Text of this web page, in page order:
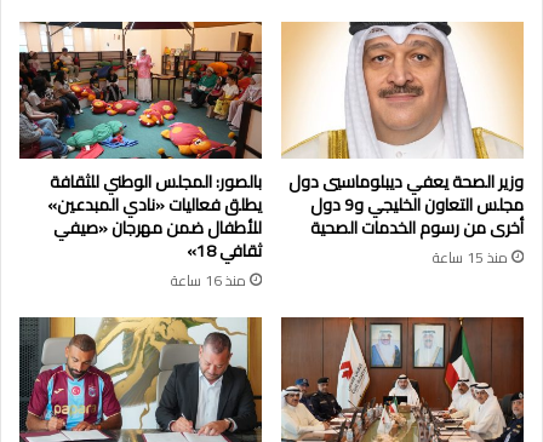
وزير الصحة يعفي ديبلوماسيي دول
مجلس التعاون الخليجي و9 دول
أخرى من رسوم الخدمات الصحية
منذ 15 ساعة
بالصور: المجلس الوطني للثقافة
يطلق فعاليات «نادي المبدعين»
للأطفال ضمن مهرجان «صيفي
ثقافي 18»
منذ 16 ساعة